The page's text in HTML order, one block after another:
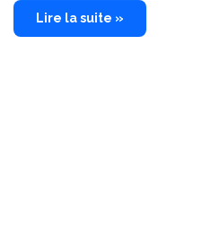
Lire la suite »